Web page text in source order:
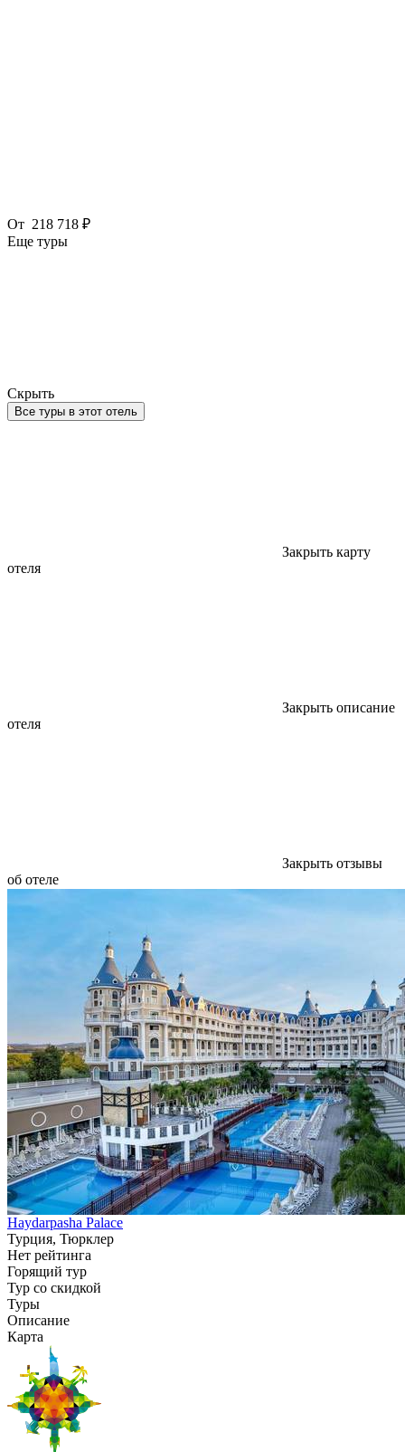
От 218 718 ₽
Еще туры
Скрыть
Все туры в этот отель
Закрыть карту
отеля
Закрыть описание
отеля
Закрыть отзывы
об отеле
Haydarpasha Palace
Турция, Тюрклер
Нет рейтинга
Горящий тур
Тур со скидкой
Туры
Описание
Карта